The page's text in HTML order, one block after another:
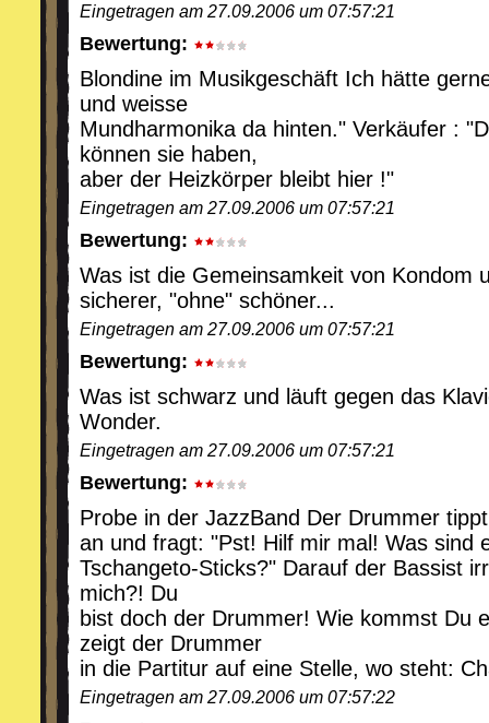
Eingetragen am 27.09.2006 um 07:57:21
Bewertung:
Blondine im Musikgeschäft Ich hätte
und weisse
Mundharmonika da hinten." Verkäufer :
können sie haben,
aber der Heizkörper bleibt hier !"
Eingetragen am 27.09.2006 um 07:57:21
Bewertung:
Was ist die Gemeinsamkeit von Kondom
sicherer, "ohne" schöner...
Eingetragen am 27.09.2006 um 07:57:21
Bewertung:
Was ist schwarz und läuft gegen das
Wonder.
Eingetragen am 27.09.2006 um 07:57:21
Bewertung:
Probe in der JazzBand Der Drummer
an und fragt: "Pst! Hilf mir mal! Was sind
Tschangeto-Sticks?" Darauf der Bassist
mich?! Du
bist doch der Drummer! Wie kommst Du
zeigt der Drummer
in die Partitur auf eine Stelle, wo steht:
Eingetragen am 27.09.2006 um 07:57:22